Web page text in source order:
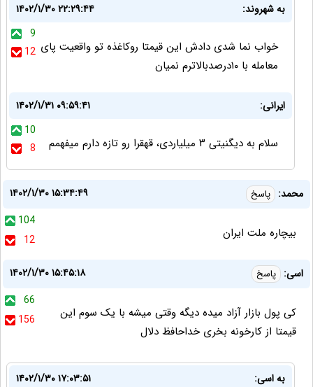
به شهروند:
۱۴۰۲/۱/۳۰ ۲۲:۲۹:۴۴
9
12 خواب نما شدی دادش این قیمتا روکاغذه تو واقعیت پای
معامله با ۱۰درصدبالاترم نمیان
ایرانی:
۱۴۰۲/۱/۳۱ ۰۹:۵۹:۴۱
10
8
سلام به دیگنیتی ۳ میلیاردی، قهقرا رو تازه دارم میفهمم
محمد: پاسخ
۱۴۰۲/۱/۳۰ ۱۵:۳۴:۴۹
104
12
بیچاره ملت ایران
اسی: پاسخ
۱۴۰۲/۱/۳۰ ۱۵:۴۵:۱۸
66
156
کی پول بازار آزاد میده دیگه وقتی میشه با یک سوم این
قیمتا از کارخونه بخری خداحافظ دلال
به اسی:
۱۴۰۲/۱/۳۰ ۱۷:۰۳:۵۱